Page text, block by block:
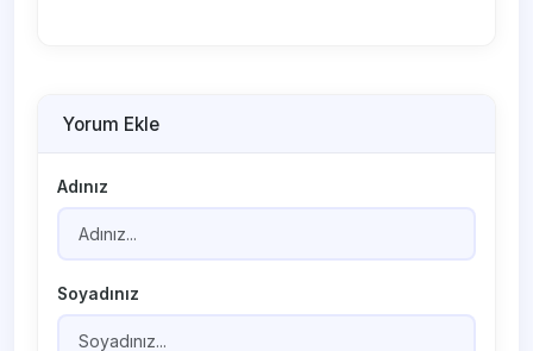
Yorum Ekle
Adınız
Soyadınız